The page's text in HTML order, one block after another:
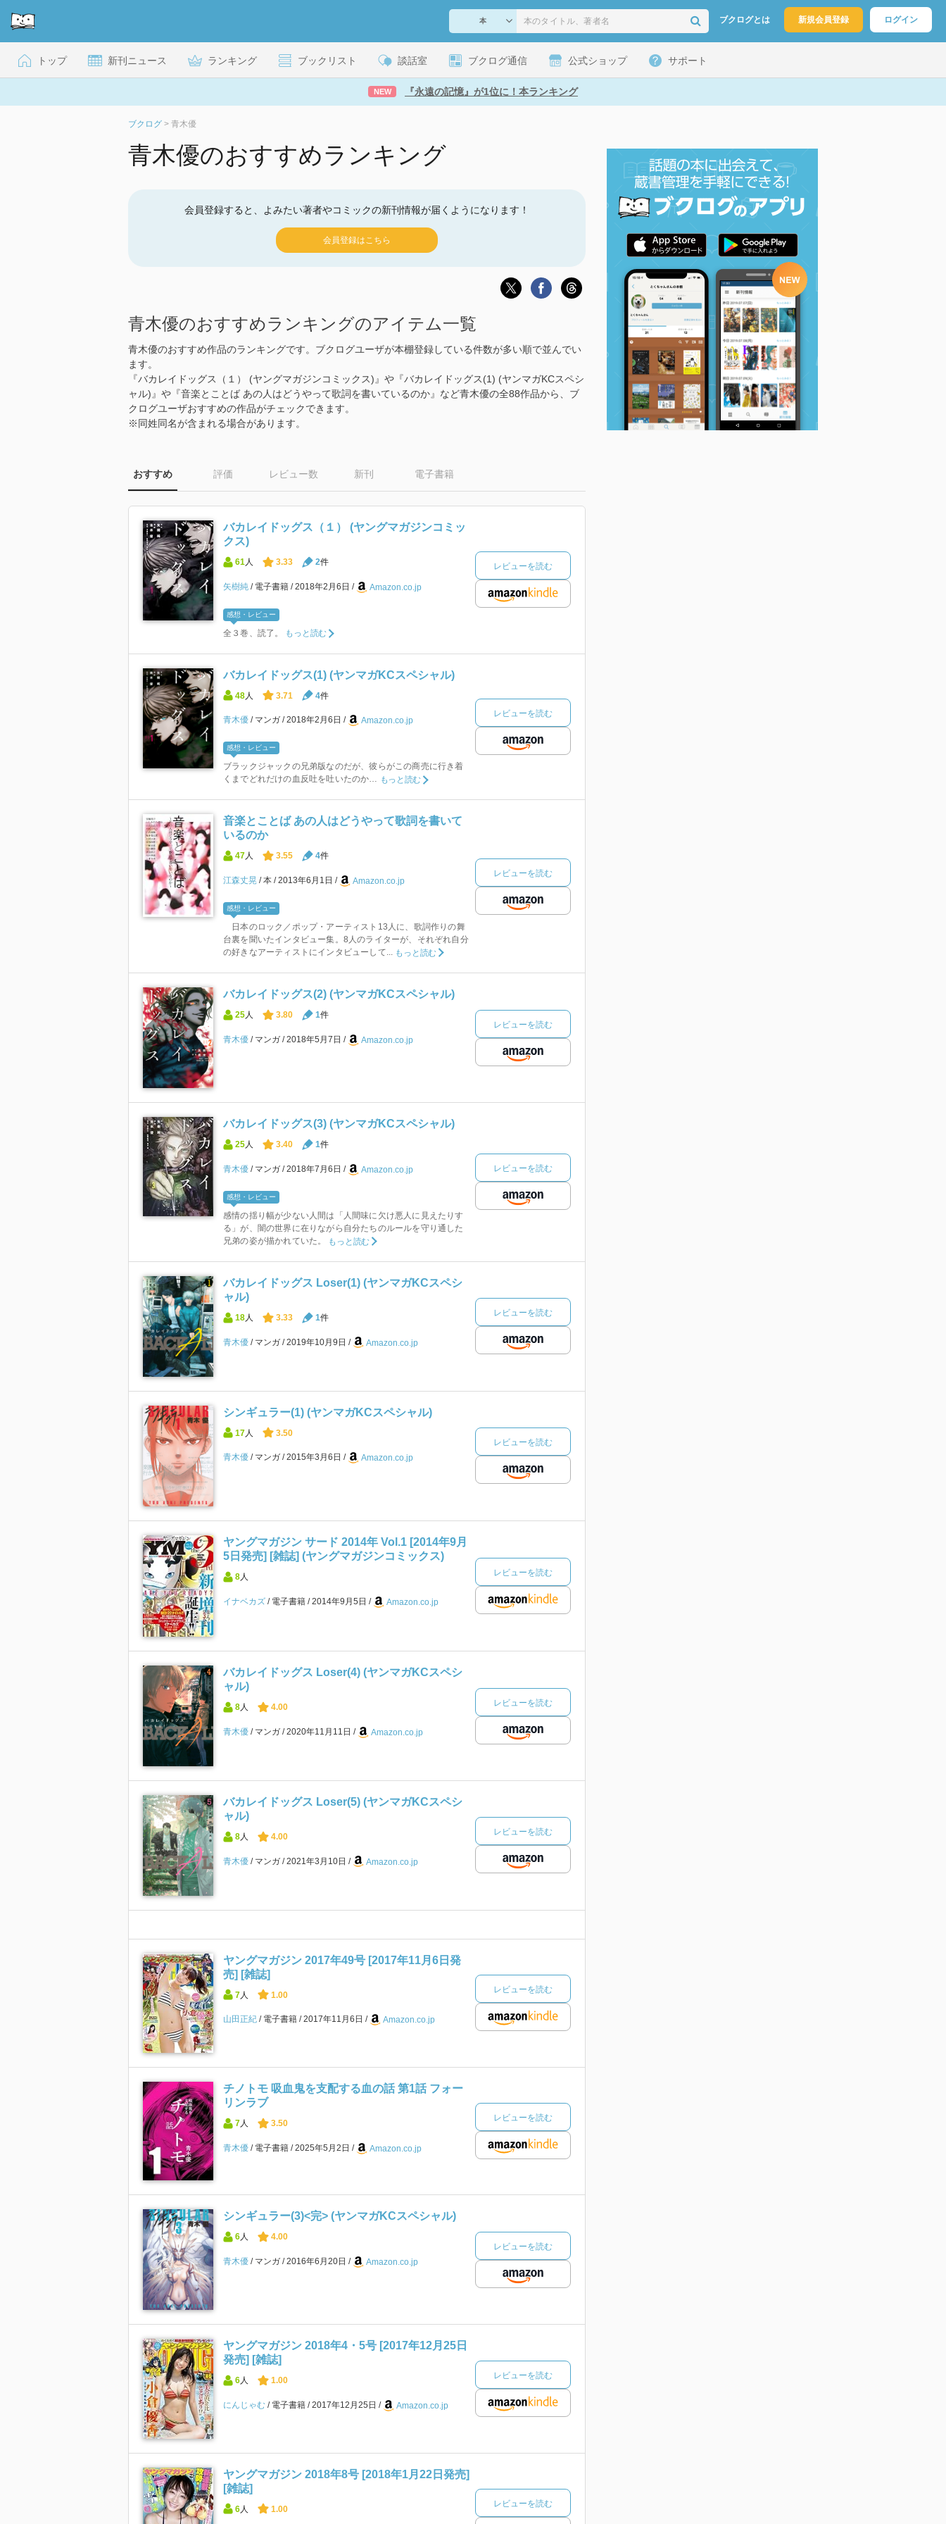
ブクログとは 新規会員登録 ログイン
トップ 新刊ニュース ランキング ブックリスト 談話室 ブクログ通信 公式ショップ サポート
NEW 『永遠の記憶』が1位に！本ランキング
ブクログ > 青木優
青木優のおすすめランキング
会員登録すると、よみたい著者やコミックの新刊情報が届くようになります！
会員登録はこちら
青木優のおすすめランキングのアイテム一覧
青木優のおすすめ作品のランキングです。ブクログユーザが本棚登録している件数が多い順で並んでい
ます。
『バカレイドッグス（１） (ヤングマガジンコミックス)』や『バカレイドッグス(1) (ヤンマガKCスペシ
ャル)』や『音楽とことば あの人はどうやって歌詞を書いているのか』など青木優の全88作品から、ブ
クログユーザおすすめの作品がチェックできます。
※同姓同名が含まれる場合があります。
おすすめ 評価 レビュー数 新刊 電子書籍
バカレイドッグス（１） (ヤングマガジンコミッ
クス)
61人 3.33 2件
矢樹純 電子書籍 2018年2月6日 Amazon.co.jp
感想・レビュー
全３巻、読了。 もっと読む
レビューを読む
バカレイドッグス(1) (ヤンマガKCスペシャル)
48 人 3.71 4件
青木優 マンガ 2018年2月6日 Amazon.co.jp
感想・レビュー
ブラックジャックの兄弟版なのだが、彼らがこの商売に行き着
くまでどれだけの血反吐を吐いたのか… もっと読む
レビューを読む
音楽とことば あの人はどうやって歌詞を書いて
いるのか
47人 3.55 4件
江森丈晃 本 2013年6月1日 Amazon.co.jp
感想・レビュー
日本のロック／ポップ・アーティスト13人に、歌詞作りの舞
台裏を聞いたインタビュー集。8人のライターが、それぞれ自分
の好きなアーティストにインタビューして... もっと読む
レビューを読む
バカレイドッグス(2) (ヤンマガKCスペシャル)
25 人 3.80 1件
青木優 マンガ 2018年5月7日 Amazon.co.jp
レビューを読む
バカレイドッグス(3) (ヤンマガKCスペシャル)
25人 3.40 1件
青木優 マンガ 2018年7月6日 Amazon.co.jp
感想・レビュー
感情の揺り幅が少ない人間は「人間味に欠け悪人に見えたりす
る」が、闇の世界に在りながら自分たちのルールを守り通した
兄弟の姿が描かれていた。
もっと読む
レビューを読む
バカレイドッグス Loser(1) (ヤンマガKCスペシ
ャル)
18 人 3.33 1件
青木優 マンガ 2019年10月9日 Amazon.co.jp
レビューを読む
シンギュラー(1) (ヤンマガKCスペシャル)
17 人 3.50
青木優 マンガ 2015年3月6日 Amazon.co.jp
レビューを読む
ヤングマガジン サード 2014年 Vol.1 [2014年9月
5日発売] [雑誌] (ヤングマガジンコミックス)
8人
イナベカズ 電子書籍 2014年9月5日 Amazon.co.jp
レビューを読む
バカレイドッグス Loser(4) (ヤンマガKCスペシ
ャル)
8人 4.00
青木優 マンガ 2020年11月11日 Amazon.co.jp
レビューを読む
バカレイドッグス Loser(5) (ヤンマガKCスペシ
ャル)
8 人 4.00
青木優 マンガ 2021年3月10日 Amazon.co.jp
レビューを読む
ヤングマガジン 2017年49号 [2017年11月6日発
売] [雑誌]
7 人 1.00
山田正紀 電子書籍 2017年11月6日 Amazon.co.jp
レビューを読む
チノトモ 吸血鬼を支配する血の話 第1話 フォー
リンラブ
7人 3.50
青木優 電子書籍 2025年5月2日 Amazon.co.jp
レビューを読む
シンギュラー(3)<完> (ヤンマガKCスペシャル)
6人 4.00
青木優 マンガ 2016年6月20日 Amazon.co.jp
レビューを読む
ヤングマガジン 2018年4・5号 [2017年12月25日
発売] [雑誌]
6人 1.00
にんじゃむ 電子書籍 2017年12月25日 Amazon.co.jp
レビューを読む
ヤングマガジン 2018年8号 [2018年1月22日発売]
[雑誌]
6 人 1.00
レビューを読む